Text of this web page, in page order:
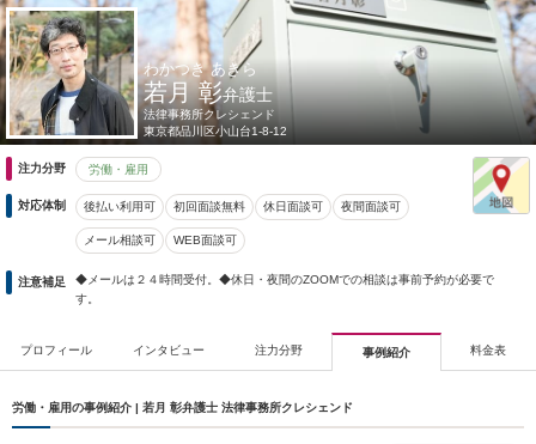
わかつき あきら
若月 彰弁護士
法律事務所クレシェンド
東京都品川区小山台1-8-12
注力分野 労働・雇用
対応体制 後払い利用可 初回面談無料 休日面談可 夜間面談可
メール相談可 WEB面談可
注意補足
◆メールは２４時間受付。◆休日・夜間のZOOMでの相談は事前予約が必要で
す。
プロフィール インタビュー 注力分野 事例紹介 料金表
労働・雇用の事例紹介 | 若月 彰弁護士 法律事務所クレシェンド